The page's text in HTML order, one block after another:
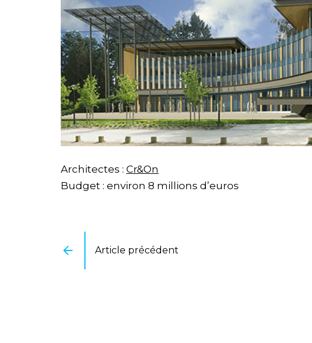
Architectes : Cr&On
Budget : environ 8 millions d’euros
Article précédent